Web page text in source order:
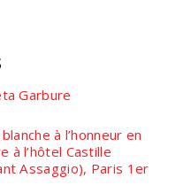
Garbure
à l’honneur en
à l’hôtel Castille
Assaggio), Paris 1er